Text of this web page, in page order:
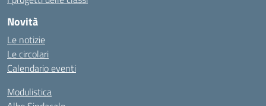
Novità
Le notizie
Le circolari
Calendario eventi
Modulistica